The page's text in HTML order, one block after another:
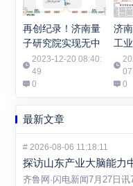
再创纪录！济南量
子研究院实现无中
继千公里光纤有限
码长量子密钥分发
2023-12-20 08:40:
49
0
济
工
07
0
最新文章
#2026-08-06 11:18:11
探访山东产业大脑能力
齐鲁网·闪电新闻7月27日